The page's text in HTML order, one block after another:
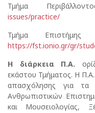
Τμήμα
issues/practice/
Τμήμα Επιστήμης
https://fst.ionio.gr/gr/
Η διάρκεια Π.Α.
εκάστου Τμήματος. Η
απασχόλησης για τα
Ανθρωπιστικών
και Μουσειολογίας,